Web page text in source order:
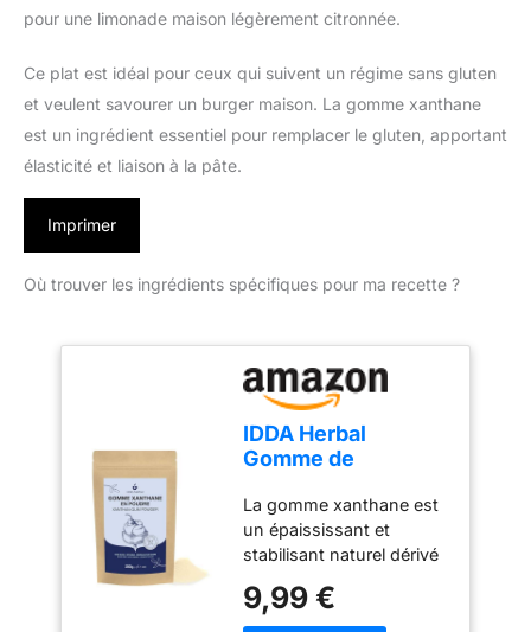
pour une limonade maison légèrement citronnée.
Ce plat est idéal pour ceux qui suivent un régime sans gluten
et veulent savourer un burger maison. La gomme xanthane
est un ingrédient essentiel pour remplacer le gluten, apportant
élasticité et liaison à la pâte.
Imprimer
Où trouver les ingrédients spécifiques pour ma recette ?
IDDA Herbal
Gomme de
Agent Épaississant
Sans Gluten,
Xanthan Gum,
Stabilisant
Alimentaire Naturel
La gomme xanthane est
un épaississant et
stabilisant naturel dérivé
est largement utilisée en
9,99 €